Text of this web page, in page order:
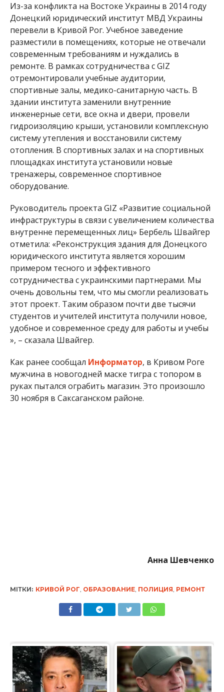
Из-за конфликта на Востоке Украины в 2014 году
Донецкий юридический институт МВД Украины
перевели в Кривой Рог. Учебное заведение
разместили в помещениях, которые не отвечали
современным требованиям и нуждались в
ремонте. В рамках сотрудничества с GIZ
отремонтировали учебные аудитории,
спортивные залы, медико-санитарную часть. В
здании института заменили внутренние
инженерные сети, все окна и двери, провели
гидроизоляцию крыши, установили комплексную
систему утепления и восстановили систему
отопления. В спортивных залах и на спортивных
площадках института установили новые
тренажеры, современное спортивное
оборудование.
Руководитель проекта GIZ «Развитие социальной
инфраструктуры в связи с увеличением количества
внутренне перемещенных лиц» Бербель Швайгер
отметила: «Реконструкция здания для Донецкого
юридического института является хорошим
примером тесного и эффективного
сотрудничества с украинскими партнерами. Мы
очень довольны тем, что мы смогли реализовать
этот проект. Таким образом почти две тысячи
студентов и учителей института получили новое,
удобное и современное среду для работы и учебы
», – сказала Швайгер.
Как ранее сообщал Информатор, в Кривом Роге
мужчина в новогодней маске тигра с топором в
руках пытался ограбить магазин. Это произошло
30 ноября в Саксаганском районе.
Анна Шевченко
МІТКИ: КРИВОЙ РОГ, ОБРАЗОВАНИЕ, ПОЛИЦИЯ, РЕМОНТ